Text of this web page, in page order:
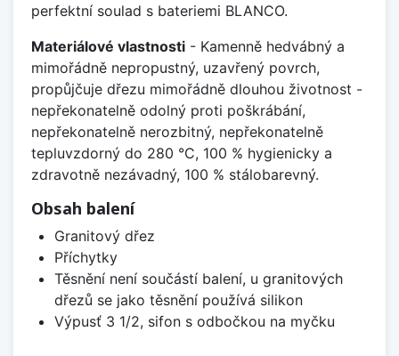
perfektní soulad s bateriemi BLANCO.
Materiálové vlastnosti - Kamenně hedvábný a
mimořádně nepropustný, uzavřený povrch,
propůjčuje dřezu mimořádně dlouhou životnost -
nepřekonatelně odolný proti poškrábání,
nepřekonatelně nerozbitný, nepřekonatelně
tepluvzdorný do 280 °C, 100 % hygienicky a
zdravotně nezávadný, 100 % stálobarevný.
Obsah balení
Granitový dřez
Příchytky
Těsnění není součástí balení, u granitových
dřezů se jako těsnění používá silikon
Výpusť 3 1/2, sifon s odbočkou na myčku